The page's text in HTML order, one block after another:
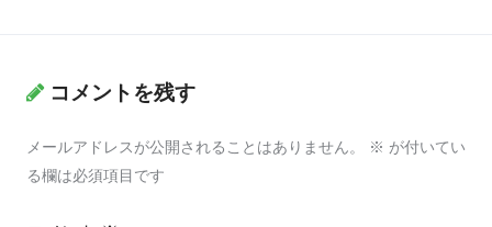
コメントを残す
メールアドレスが公開されることはありません。 ※ が付いてい
る欄は必須項目です